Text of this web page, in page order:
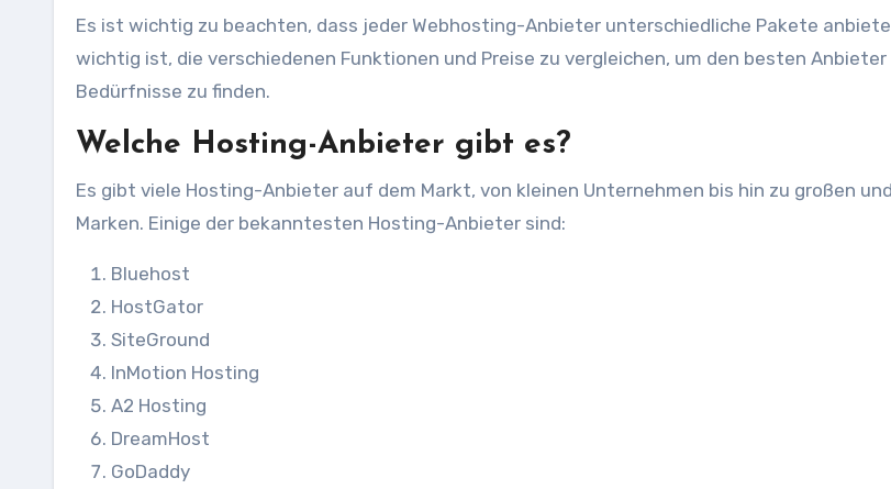
Es ist wichtig zu beachten, dass jeder Webhosting-Anbieter unterschiedliche Pakete
wichtig ist, die verschiedenen Funktionen und Preise zu vergleichen, um den besten Anbieter
Bedürfnisse zu finden.
Welche Hosting-Anbieter gibt es?
Es gibt viele Hosting-Anbieter auf dem Markt, von kleinen Unternehmen bis hin zu großen
Marken. Einige der bekanntesten Hosting-Anbieter sind:
Bluehost
HostGator
SiteGround
InMotion Hosting
A2 Hosting
DreamHost
GoDaddy